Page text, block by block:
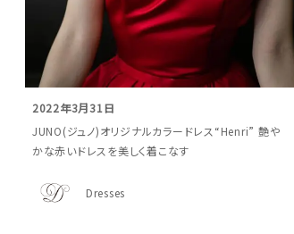
2022年3月31日
JUNO(ジュノ)オリジナルカラードレス“Henri” 艶や
かな赤いドレスを美しく着こなす
Dresses